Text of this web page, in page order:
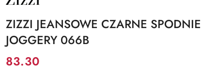
PRODUCENTA:
ZIZZI JEANSOWE CZARNE SPODNIE
JOGGERY 066B
Cena:
83.30